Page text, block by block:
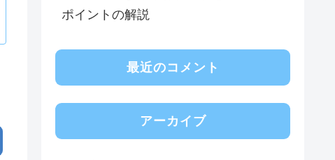
ポイントの解説
最近のコメント
アーカイブ